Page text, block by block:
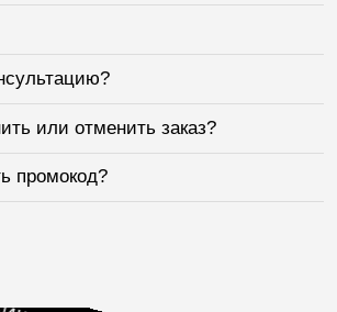
или отменить заказ?
промокод?